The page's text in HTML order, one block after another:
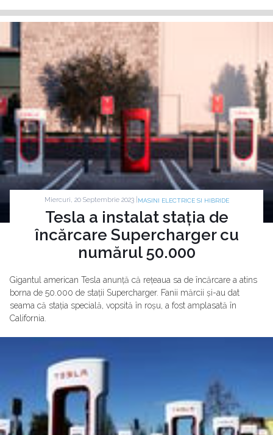
Miercuri, 20 Septembrie 2023 | MASINI ELECTRICE SI HIBRIDE
Tesla a instalat stația de
încărcare Supercharger cu
numărul 50.000
Gigantul american Tesla anunță că rețeaua sa de încărcare a atins
borna de 50.000 de stații Supercharger. Fanii mărcii și-au dat
seama că stația specială, vopsită în roșu, a fost amplasată în
California.